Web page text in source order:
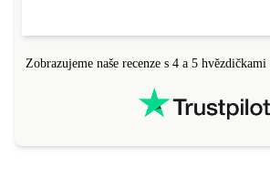
Zobrazujeme naše recenze s 4 a 5 hvězdičkami